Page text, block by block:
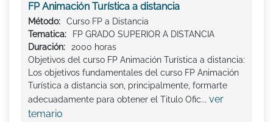
FP Animación Turística a distancia
Método:
Curso FP a Distancia
Tematica:
FP GRADO SUPERIOR A DISTANCIA
Duración:
2000 horas
Objetivos del curso FP Animación Turística a distancia:
Los objetivos fundamentales del curso FP Animación
Turística a distancia son, principalmente, formarte
adecuadamente para obtener el Titulo Ofic... ver
temario